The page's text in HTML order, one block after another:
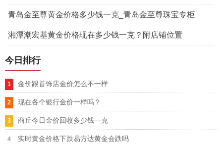
青岛金至尊黄金价格多少钱一克_青岛金至尊珠宝专柜
湘潭潮宏基黄金价格现在多少钱一克？附店铺位置
今日排行
金价跟首饰店金价怎么不一样
现在各个银行金价一样吗？
商丘今日金价回收多少钱一克
实时黄金价格下跌易方达黄金会跌吗